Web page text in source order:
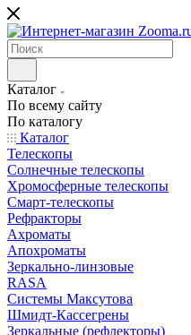
Каталог
По всему сайту
По каталогу
Каталог
Телескопы
Солнечные телескопы
Хромосферные телескопы
Смарт-телескопы
Рефракторы
Ахроматы
Апохроматы
Зеркально-линзовые
RASA
Системы Максутова
Шмидт-Кассегрены
Зеркальные (рефлекторы)